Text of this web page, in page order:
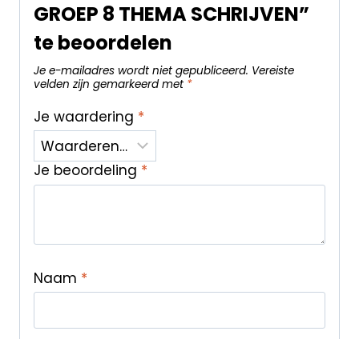
GROEP 8 THEMA SCHRIJVEN”
te beoordelen
Je e-mailadres wordt niet gepubliceerd. Vereiste
velden zijn gemarkeerd met *
Je waardering *
Je beoordeling *
Naam *